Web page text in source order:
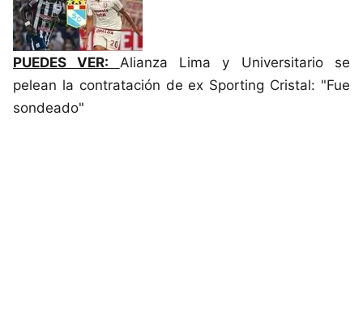
PUEDES VER: Alianza Lima y Universitario se
pelean la contratación de ex Sporting Cristal: "Fue
sondeado"